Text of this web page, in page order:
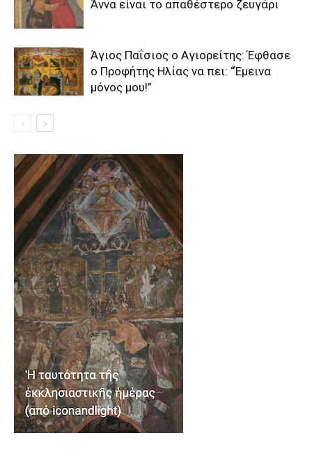
Άννα είναι το απαθέστερο ζευγάρι
Άγιος Παΐσιος ο Αγιορείτης: Έφθασε
ο Προφήτης Ηλίας να πει: “Έμεινα
μόνος μου!”